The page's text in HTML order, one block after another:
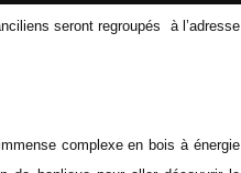
seront regroupés à l’adresse
complexe en bois à énergie